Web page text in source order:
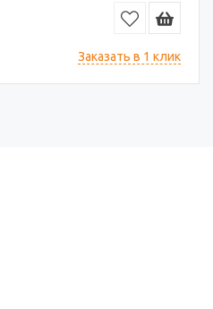
Заказать в 1 клик